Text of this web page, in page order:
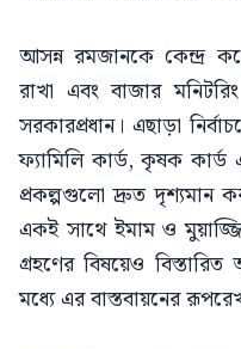
আসন্ন রমজানকে কেন্দ্র
রাখা এবং বাজার
সরকারপ্রধান। এছাড়া
ফ্যামিলি কার্ড, কৃষক কার্ড
প্রকল্পগুলো দ্রুত দৃশ্যমান
একই সাথে ইমাম ও
গ্রহণের বিষয়েও
মধ্যে এর বাস্তবায়নের